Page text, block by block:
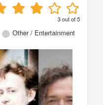
3out of5
Other / Entertainment